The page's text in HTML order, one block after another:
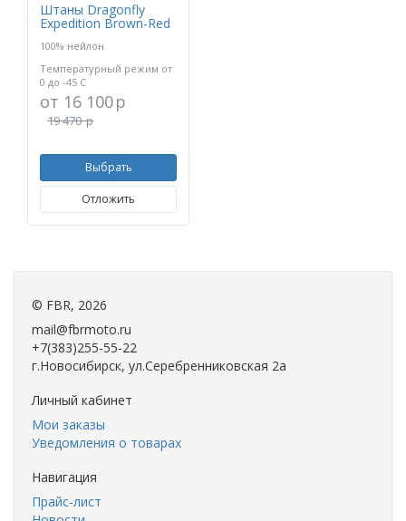
Штаны Dragonfly
Expedition Brown-Red
100% нейлон
Температурный режим от
0 до -45 С
от 16 100p
19 470 p
Выбрать
Отложить
© FBR, 2026
mail@fbrmoto.ru
+7(383)255-55-22
г.Новосибирск, ул.Серебренниковская 2а
Личный кабинет
Мои заказы
Уведомления о товарах
Навигация
Прайс-лист